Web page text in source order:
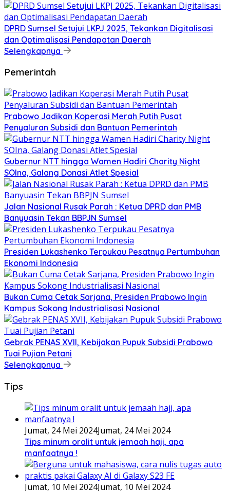
DPRD Sumsel Setujui LKPJ 2025, Tekankan Digitalisasi
dan Optimalisasi Pendapatan Daerah
Selengkapnya
Pemerintah
Prabowo Jadikan Koperasi Merah Putih Pusat
Penyaluran Subsidi dan Bantuan Pemerintah
Gubernur NTT hingga Wamen Hadiri Charity Night
SOIna, Galang Donasi Atlet Spesial
Jalan Nasional Rusak Parah : Ketua DPRD dan PMB
Banyuasin Tekan BBPJN Sumsel
Presiden Lukashenko Terpukau Pesatnya Pertumbuhan
Ekonomi Indonesia
Bukan Cuma Cetak Sarjana, Presiden Prabowo Ingin
Kampus Sokong Industrialisasi Nasional
Gebrak PENAS XVII, Kebijakan Pupuk Subsidi Prabowo
Tuai Pujian Petani
Selengkapnya
Tips
Jumat, 24 Mei 2024Jumat, 24 Mei 2024
Tips minum oralit untuk jemaah haji, apa
manfaatnya !
Jumat, 10 Mei 2024Jumat, 10 Mei 2024